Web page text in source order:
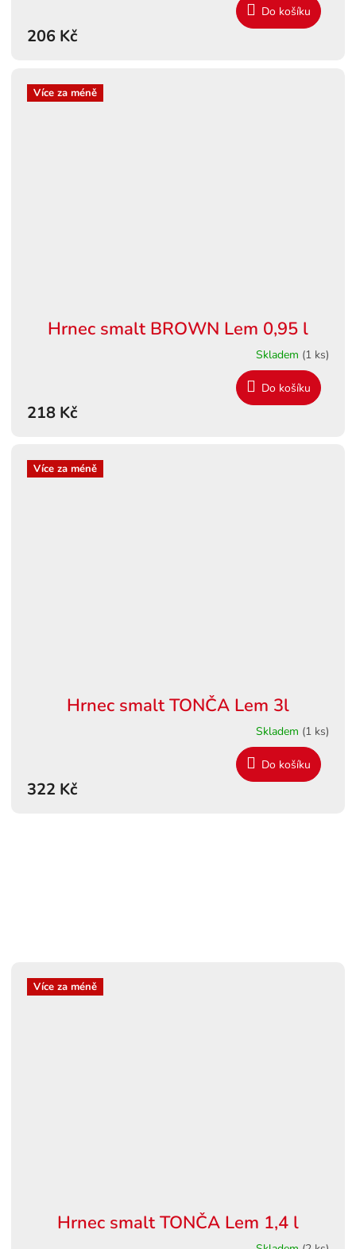
206 Kč
Do košíku
Více za méně
Hrnec smalt BROWN Lem 0,95 l
Skladem (1 ks)
218 Kč
Do košíku
Více za méně
Hrnec smalt TONČA Lem 3l
Skladem (1 ks)
322 Kč
Do košíku
Více za méně
Hrnec smalt TONČA Lem 1,4 l